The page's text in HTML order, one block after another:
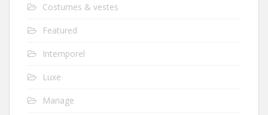
Costumes & vestes
Featured
Intemporel
Luxe
Mariage